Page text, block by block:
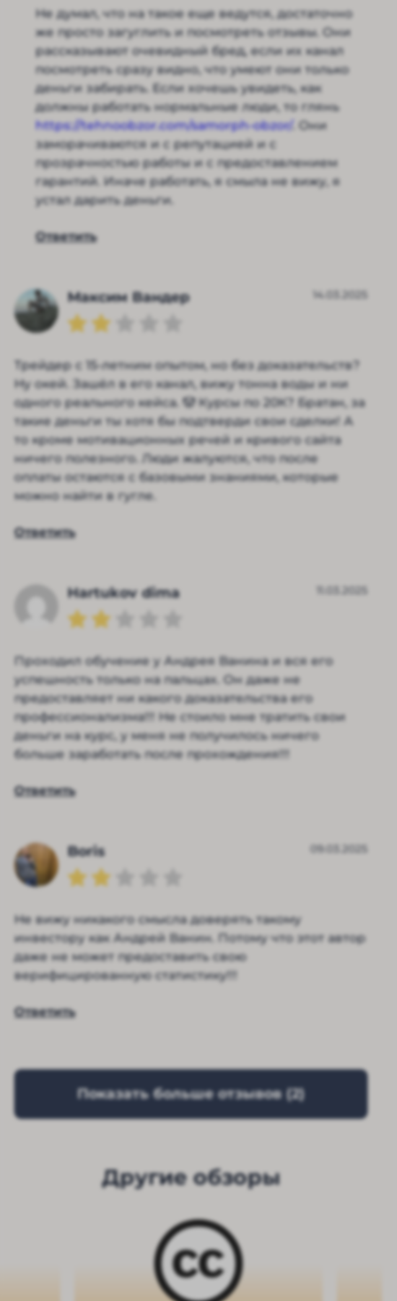
Не думал, что на такое еще ведутся, достаточно
же просто загуглить и посмотреть отзывы. Они
рассказывают очевидный бред, если их канал
посмотреть сразу видно, что умеют они только
деньги забирать. Если хочешь увидеть, как
должны работать нормальные люди, то глянь
https://tehnoobzor.com/samorph-obzor/ . Они
заморачиваются и с репутацией и с
прозрачностью работы и с предоставлением
гарантий. Иначе работать, я смыла не вижу, я
устал дарить деньги.
Ответить
Максим Вандер 14.03.2025
Трейдер с 15-летним опытом, но без доказательств?
Ну окей. Зашёл в его канал, вижу тонна воды и ни
одного реального кейса. 🤡 Курсы по 20К? Братан, за
такие деньги ты хотя бы подтверди свои сделки! А
то кроме мотивационных речей и кривого сайта
ничего полезного. Люди жалуются, что после
оплаты остаются с базовыми знаниями, которые
можно найти в гугле.
Ответить
Hartukov dima 11.03.2025
Проходил обучение у Андрея Ванина и вся его
успешность только на пальцах. Он даже не
предоставляет ни какого доказательства его
профессионализма!!! Не стоило мне тратить свои
деньги на курс, у меня не получилось ничего
больше заработать после прохождения!!!
Ответить
Boris 09.03.2025
Не вижу никакого смысла доверять такому
инвестору как Андрей Ванин. Потому что этот автор
даже не может предоставить свою
верифицированную статистику!!!
Ответить
Показать больше отзывов (2)
Другие обзоры